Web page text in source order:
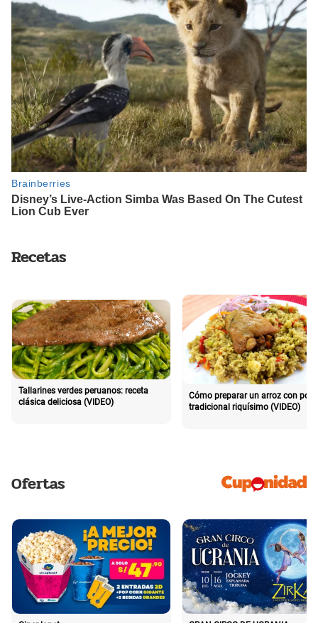
Recetas
Tallarines verdes peruanos: receta
clásica deliciosa (VIDEO)
Cómo preparar un arroz con pollo
tradicional riquísimo (VIDEO)
Ofertas